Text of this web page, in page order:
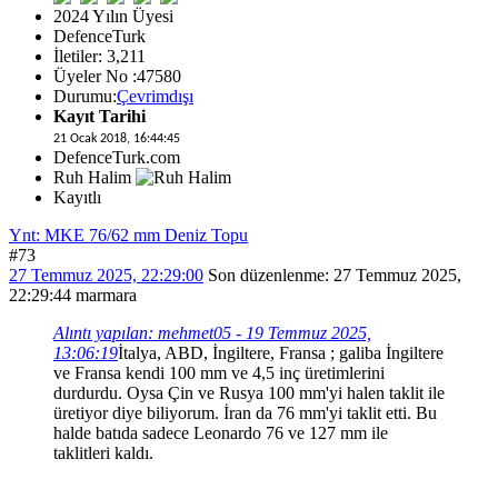
2024 Yılın Üyesi
DefenceTurk
İletiler: 3,211
Üyeler No :47580
Durumu:Çevrimdışı
Kayıt Tarihi
21 Ocak 2018, 16:44:45
DefenceTurk.com
Ruh Halim
Kayıtlı
Ynt: MKE 76/62 mm Deniz Topu
#73
27 Temmuz 2025, 22:29:00 Son düzenlenme: 27 Temmuz 2025,
22:29:44 marmara
Alıntı yapılan: mehmet05 - 19 Temmuz 2025,
13:06:19İtalya, ABD, İngiltere, Fransa ; galiba İngiltere
ve Fransa kendi 100 mm ve 4,5 inç üretimlerini
durdurdu. Oysa Çin ve Rusya 100 mm'yi halen taklit ile
üretiyor diye biliyorum. İran da 76 mm'yi taklit etti. Bu
halde batıda sadece Leonardo 76 ve 127 mm ile
taklitleri kaldı.